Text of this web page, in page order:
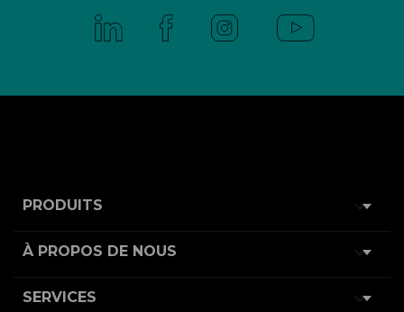
PRODUITS 
À PROPOS DE NOUS 
SERVICES 